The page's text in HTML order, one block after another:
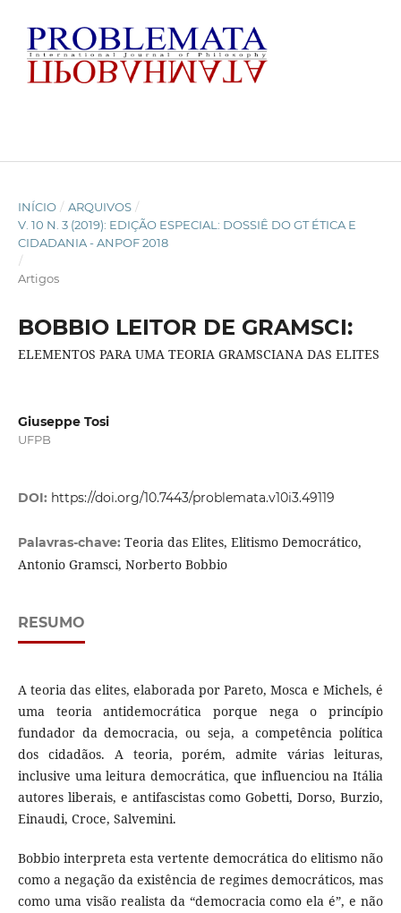
INÍCIO / ARQUIVOS /
V. 10 N. 3 (2019): EDIÇÃO ESPECIAL: DOSSIÊ DO GT ÉTICA E
CIDADANIA - ANPOF 2018
/
Artigos
BOBBIO LEITOR DE GRAMSCI:
ELEMENTOS PARA UMA TEORIA GRAMSCIANA DAS ELITES
Giuseppe Tosi
UFPB
DOI: https://doi.org/10.7443/problemata.v10i3.49119
Palavras-chave: Teoria das Elites, Elitismo Democrático,
Antonio Gramsci, Norberto Bobbio
RESUMO
A teoria das elites, elaborada por Pareto, Mosca e Michels, é
uma teoria antidemocrática porque nega o princípio
fundador da democracia, ou seja, a competência política
dos cidadãos. A teoria, porém, admite várias leituras,
inclusive uma leitura democrática, que influenciou na Itália
autores liberais, e antifascistas como Gobetti, Dorso, Burzio,
Einaudi, Croce, Salvemini.
Bobbio interpreta esta vertente democrática do elitismo não
como a negação da existência de regimes democráticos, mas
como uma visão realista da “democracia como ela é”, e não